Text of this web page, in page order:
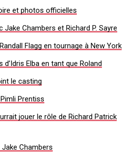
et photos officielles
Jake Chambers et Richard P. Sayre
Flagg en tournage à New York
Elba en tant que Roland
le casting
Prentiss
jouer le rôle de Richard Patrick
Chambers